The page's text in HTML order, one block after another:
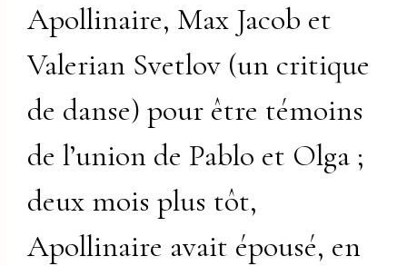
Apollinaire, Max Jacob et
Valerian Svetlov (un critique
de danse) pour être témoins
de l’union de Pablo et Olga ;
deux mois plus tôt,
Apollinaire avait épousé, en